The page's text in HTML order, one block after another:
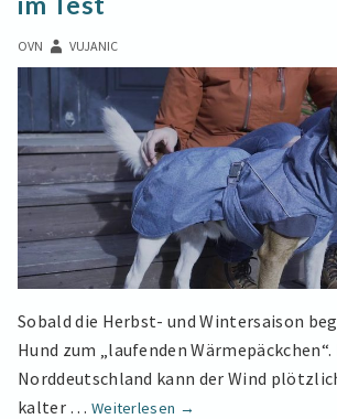
OVN VUJANIC
Sobald die Herbst- und Wintersaison
Hund zum „laufenden Wärmepäckchen“.
Norddeutschland kann der Wind
kalter … Weiterlesen
Auch
→